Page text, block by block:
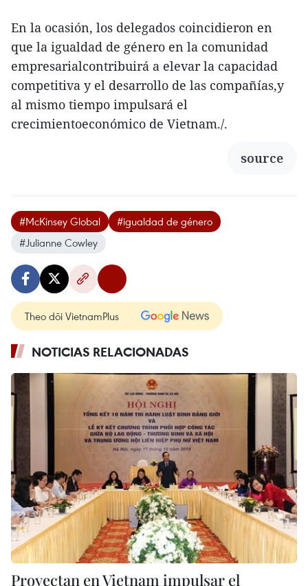
En la ocasión, los delegados coincidieron en
que la igualdad de género en la comunidad
empresarialcontribuirá a elevar la capacidad
competitiva y el desarrollo de las compañías,y
al mismo tiempo impulsará el
crecimientoeconómico de Vietnam./.
source
#McKinsey Global
#igualdad de género
#Julianne Cowley
Theo dõi VietnamPlus
NOTICIAS RELACIONADAS
Proyectan en Vietnam impulsar el